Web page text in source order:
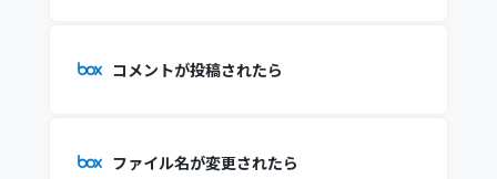
コメントが投稿されたら
ファイル名が変更されたら